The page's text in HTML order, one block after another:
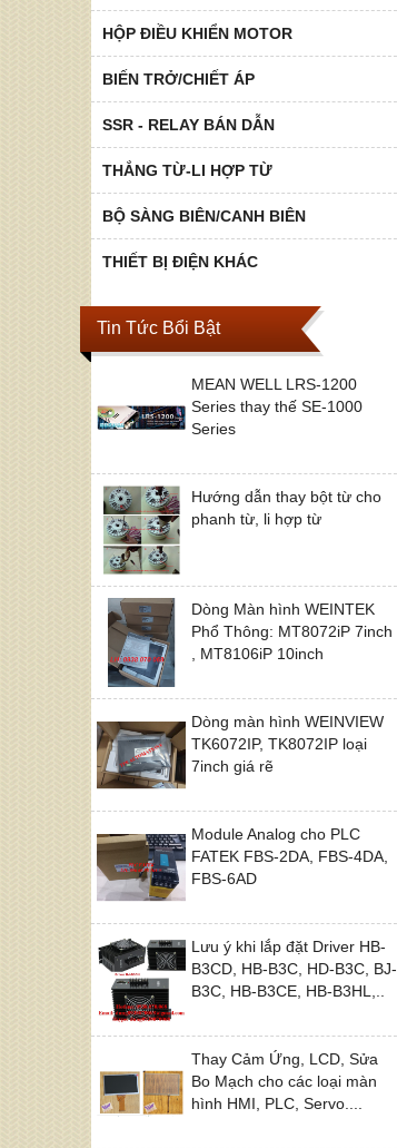
HỘP ĐIỀU KHIỂN MOTOR
BIẾN TRỞ/CHIẾT ÁP
SSR - RELAY BÁN DẪN
THẮNG TỪ-LI HỢP TỪ
BỘ SÀNG BIÊN/CANH BIÊN
THIẾT BỊ ĐIỆN KHÁC
Tin Tức Bổi Bật
MEAN WELL LRS-1200
Series thay thế SE-1000
Series
Hướng dẫn thay bột từ cho
phanh từ, li hợp từ
Dòng Màn hình WEINTEK
Phổ Thông: MT8072iP 7inch
, MT8106iP 10inch
Dòng màn hình WEINVIEW
TK6072IP, TK8072IP loại
7inch giá rẽ
Module Analog cho PLC
FATEK FBS-2DA, FBS-4DA,
FBS-6AD
Lưu ý khi lắp đặt Driver HB-
B3CD, HB-B3C, HD-B3C, BJ-
B3C, HB-B3CE, HB-B3HL,..
Thay Cảm Ứng, LCD, Sửa
Bo Mạch cho các loại màn
hình HMI, PLC, Servo....